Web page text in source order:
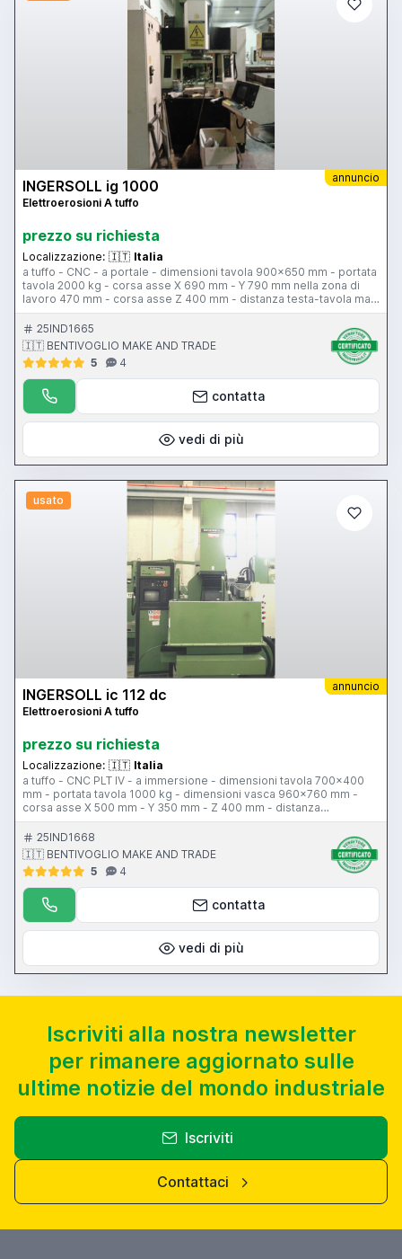
annuncio
INGERSOLL ig 1000
Elettroerosioni A tuffo
prezzo su richiesta
Localizzazione: 🇮🇹 Italia
a tuffo - CNC - a portale - dimensioni tavola 900x650 mm - portata
tavola 2000 kg - corsa asse X 690 mm - Y 790 mm nella zona di
lavoro 470 mm - corsa asse Z 400 mm - distanza testa-tavola max
700 mm min 300 mm - asse C - cambio elettrodo 6 posti - peso
6400 kg
25IND1665
🇮🇹 BENTIVOGLIO MAKE AND TRADE
5
4
contatta
vedi di più
usato
annuncio
INGERSOLL ic 112 dc
Elettroerosioni A tuffo
prezzo su richiesta
Localizzazione: 🇮🇹 Italia
a tuffo - CNC PLT IV - a immersione - dimensioni tavola 700x400
mm - portata tavola 1000 kg - dimensioni vasca 960x760 mm -
corsa asse X 500 mm - Y 350 mm - Z 400 mm - distanza
terra/tavola 650-250 mm - altezza liquido 400 mm - volume liquido
30 litri - planetario con risoluzione angolare per erosione
orizzontale 0,01 gradi - carico di erosione 600 kg - avanzamenti
600 mm/min - peso 2200 kg
25IND1668
🇮🇹 BENTIVOGLIO MAKE AND TRADE
5
4
contatta
vedi di più
Iscriviti alla nostra newsletter
per rimanere aggiornato sulle
ultime notizie del mondo industriale
Iscriviti
Contattaci